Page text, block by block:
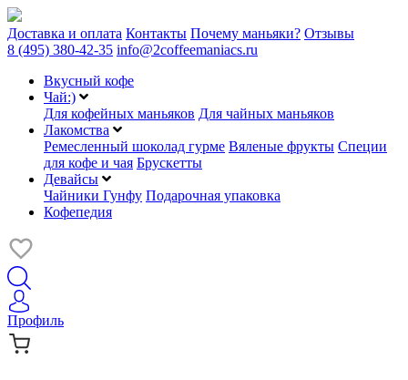
Доставка и оплата Контакты Почему маньяки? Отзывы
8 (495) 380-42-35 info@2coffeemaniacs.ru
Вкусный кофе
Чай:)
Для кофейных маньяков Для чайных маньяков
Лакомства
Ремесленный шоколад гурме Вяленые фрукты Специи
для кофе и чая Брускетты
Девайсы
Чайники Гунфу Подарочная упаковка
Кофепедия
Профиль